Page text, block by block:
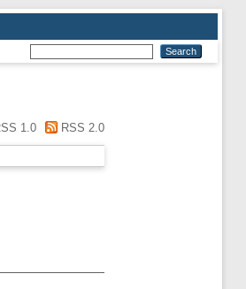
1.0 RSS 2.0